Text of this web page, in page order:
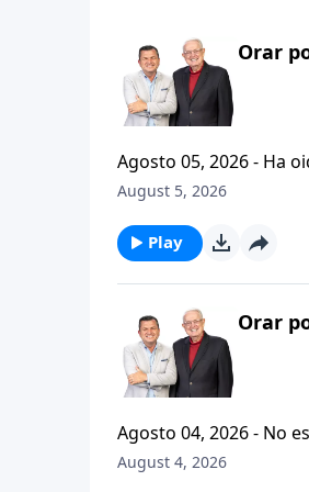
Orar
Agosto 05, 2026 - Ha oido hablar del anticristo?
que se refiere la Biblia
August 5, 2026
Play
Orar
Agosto 04, 2026 - No es
profetas,
August 4, 2026